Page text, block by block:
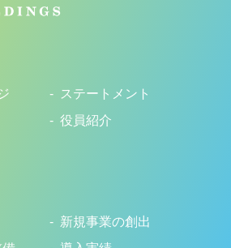
ステートメント
役員紹介
新規事業の創出